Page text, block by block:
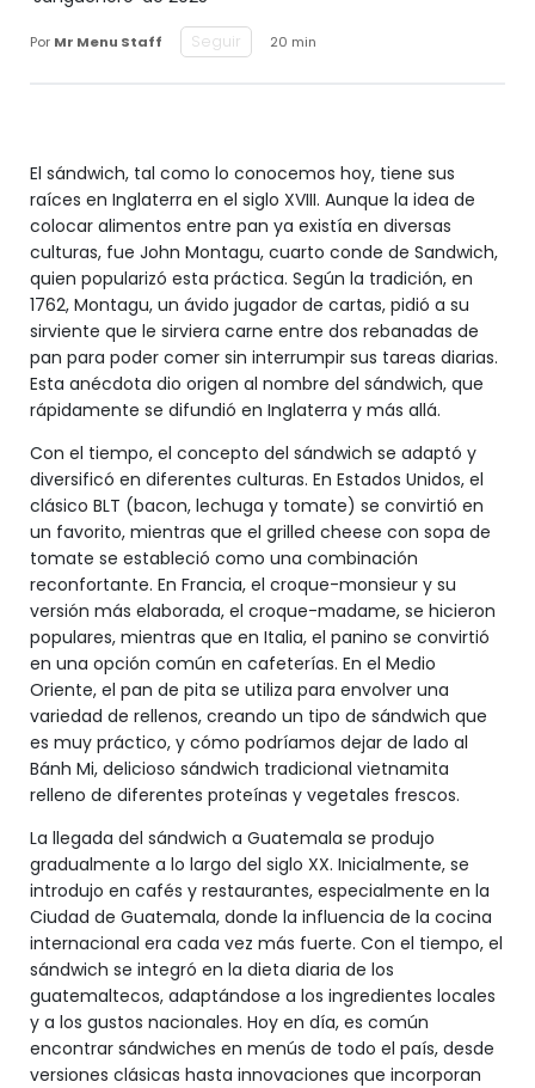
Por Mr Menu Staff Seguir 20 min
El sándwich, tal como lo conocemos hoy, tiene sus
raíces en Inglaterra en el siglo XVIII. Aunque la idea de
colocar alimentos entre pan ya existía en diversas
culturas, fue John Montagu, cuarto conde de Sandwich,
quien popularizó esta práctica. Según la tradición, en
1762, Montagu, un ávido jugador de cartas, pidió a su
sirviente que le sirviera carne entre dos rebanadas de
pan para poder comer sin interrumpir sus tareas diarias.
Esta anécdota dio origen al nombre del sándwich, que
rápidamente se difundió en Inglaterra y más allá.
Con el tiempo, el concepto del sándwich se adaptó y
diversificó en diferentes culturas. En Estados Unidos, el
clásico BLT (bacon, lechuga y tomate) se convirtió en
un favorito, mientras que el grilled cheese con sopa de
tomate se estableció como una combinación
reconfortante. En Francia, el croque-monsieur y su
versión más elaborada, el croque-madame, se hicieron
populares, mientras que en Italia, el panino se convirtió
en una opción común en cafeterías. En el Medio
Oriente, el pan de pita se utiliza para envolver una
variedad de rellenos, creando un tipo de sándwich que
es muy práctico, y cómo podríamos dejar de lado al
Bánh Mi, delicioso sándwich tradicional vietnamita
relleno de diferentes proteínas y vegetales frescos.
La llegada del sándwich a Guatemala se produjo
gradualmente a lo largo del siglo XX. Inicialmente, se
introdujo en cafés y restaurantes, especialmente en la
Ciudad de Guatemala, donde la influencia de la cocina
internacional era cada vez más fuerte. Con el tiempo, el
sándwich se integró en la dieta diaria de los
guatemaltecos, adaptándose a los ingredientes locales
y a los gustos nacionales. Hoy en día, es común
encontrar sándwiches en menús de todo el país, desde
versiones clásicas hasta innovaciones que incorporan